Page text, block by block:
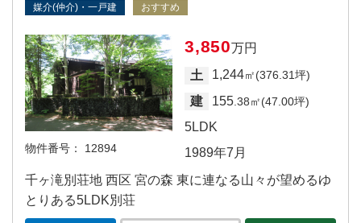
媒介(仲介)・一戸建 おすすめ
物件番号： 12894
3,850万円
土
1,244㎡(376.31坪)
建 155 .38㎡(47.00坪)
5LDK
1989年7月
千ヶ滝別荘地 西区 宮の森 東に連なる山々が望めるゆ
とりある5LDK別荘